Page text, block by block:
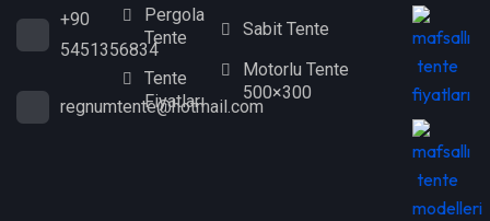
+90
5451356834
regnumtente@hotmail.com
Pergola
Tente
Tente
Fiyatları
Sabit Tente
Motorlu Tente
500×300